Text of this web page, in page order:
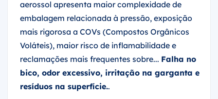
aerossol apresenta maior complexidade de
embalagem relacionada à pressão, exposição
mais rigorosa a COVs (Compostos Orgânicos
Voláteis), maior risco de inflamabilidade e
reclamações mais frequentes sobre... Falha no
bico, odor excessivo, irritação na garganta e
resíduos na superfície..